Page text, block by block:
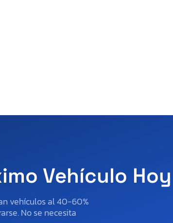
Vehículo Hoy
vehículos al 40-60%
No se necesita